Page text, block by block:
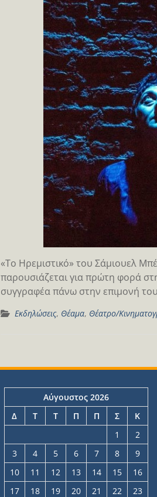
«Το Ηρεμιστικό» του Σάμιουελ
παρουσιάζεται για πρώτη φορά
συγγραφέα πάνω στην επιμονή
Εκδηλώσεις, Θέαμα, Θέατρο/
Αύγουστος 2026
Δ
Τ Τ Π Π Σ
Κ
1
2
3
4 5 6 7 8
9
10
11 12 13 14 15
16
17
18 19 20 21 22
23